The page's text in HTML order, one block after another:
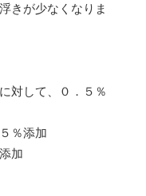
きが少なくなりま
して、０．５％
％添加
加